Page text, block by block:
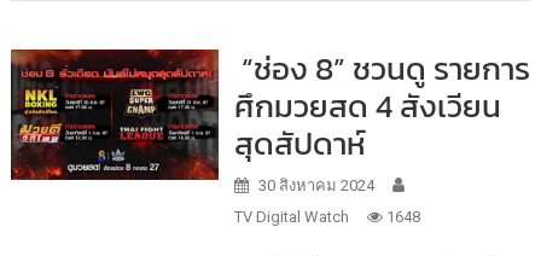
“ช่อง 8” ชวนดู รายการ
ศึกมวยสด 4 สังเวียน
สุดสัปดาห์
30 สิงหาคม 2024
TV Digital Watch
1648